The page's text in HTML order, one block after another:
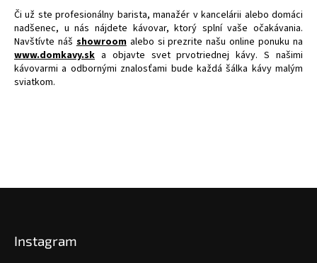
Či už ste profesionálny barista, manažér v kancelárii alebo domáci
nadšenec, u nás nájdete kávovar, ktorý splní vaše očakávania.
Navštívte nášshowroomalebo si prezrite našu online ponuku na
www.domkavy.sk a objavte svet prvotriednej kávy. S našimi
kávovarmi a odbornými znalosťami bude každá šálka kávy malým
sviatkom.
Instagram